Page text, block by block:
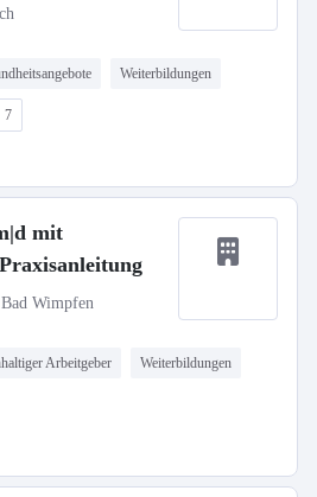
Weiterbildungen
7
mit
Wimpfen
Arbeitgeber Weiterbildungen